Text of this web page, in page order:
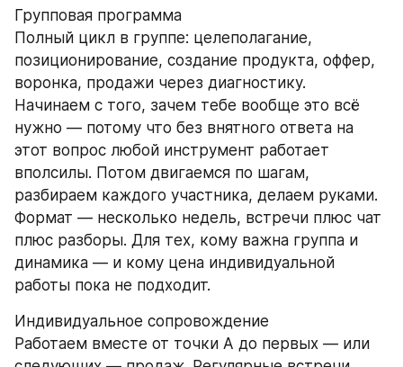
Групповая программа
Полный цикл в группе: целеполагание,
позиционирование, создание продукта, оффер,
воронка, продажи через диагностику.
Начинаем с того, зачем тебе вообще это всё
нужно — потому что без внятного ответа на
этот вопрос любой инструмент работает
вполсилы. Потом двигаемся по шагам,
разбираем каждого участника, делаем руками.
Формат — несколько недель, встречи плюс чат
плюс разборы. Для тех, кому важна группа и
динамика — и кому цена индивидуальной
работы пока не подходит.
Индивидуальное сопровождение
Работаем вместе от точки А до первых — или